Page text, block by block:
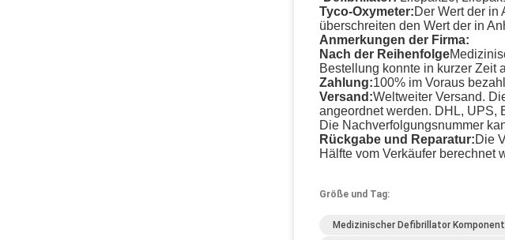
Tyco-Oxymeter:Der Wert der in
überschreiten den Wert der in
Anmerkungen der Firma:
Nach der Reihenfolge
Bestellung konnte in kurzer Zeit
Zahlung:100% im Voraus
Versand:Weltweiter Versand.
angeordnet werden. DHL, UPS,
Die Nachverfolgungsnummer
Rückgabe und Reparatur:Die
Hälfte vom Verkäufer berechnet
Größe und Tag:
Medizinischer Defibrillator